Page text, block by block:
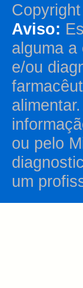
Aviso:
alguma
e/ou
ou pelo
um